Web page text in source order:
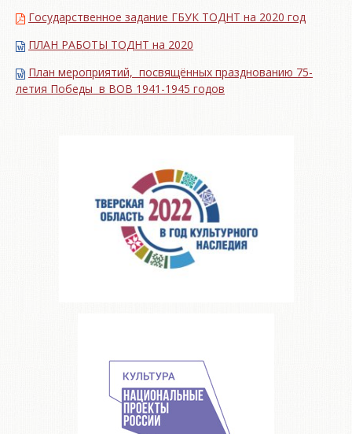
Государственное задание ГБУК ТОДНТ на 2020 год
ПЛАН РАБОТЫ ТОДНТ на 2020
План мероприятий, посвящённых празднованию 75-
летия Победы в ВОВ 1941-1945 годов